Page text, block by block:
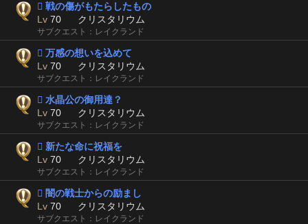
 戦の傷がもたらしたもの
Lv 70 クリスタリウム
サブクエスト：レイクランド
 万感の想いを込めて
Lv 70 クリスタリウム
サブクエスト：レイクランド
 水晶公の御用達？
Lv 70 クリスタリウム
サブクエスト：レイクランド
 新たな命に祝福を
Lv 70 クリスタリウム
サブクエスト：レイクランド
 闇の戦士からの励まし
Lv 70 クリスタリウム
サブクエスト：レイクランド